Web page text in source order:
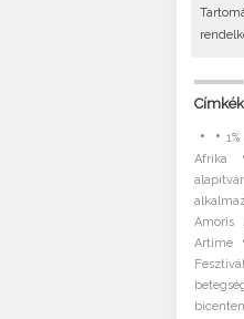
Címkék
• •1%
Afrika
Amoris
Artime
Fesztivál